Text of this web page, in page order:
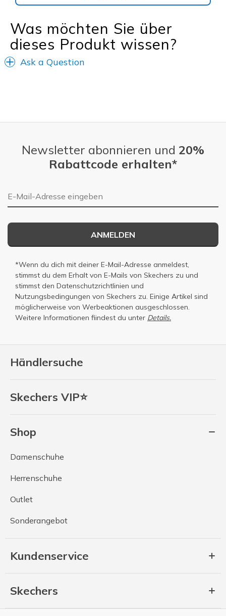
Was möchten Sie über
dieses Produkt wissen?
Ask a Question
Händlersuche
Skechers VIP⭐
Shop
Damenschuhe
Herrenschuhe
Outlet
Sonderangebot
Kundenservice
Skechers
Newsletter abonnieren und 20%
Rabattcode erhalten*
E-Mail-Adresse
ANMELDEN
*Wenn du dich mit deiner E-Mail-Adresse anmeldest,
stimmst du dem Erhalt von E-Mails von Skechers zu und
stimmst den Datenschutzrichtlinien und
Nutzungsbedingungen von Skechers zu. Einige Artikel sind
möglicherweise von Werbeaktionen ausgeschlossen.
Weitere Informationen fiindest du unter Details.